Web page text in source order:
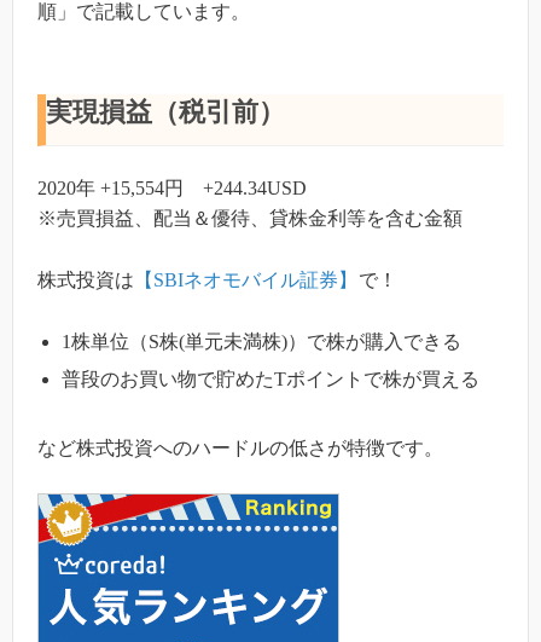
順」で記載しています。
実現損益（税引前）
2020年 +15,554円 +244.34USD
※売買損益、配当＆優待、貸株金利等を含む金額
株式投資は 【SBIネオモバイル証券】 で！
1株単位（S株(単元未満株)）で株が購入できる
普段のお買い物で貯めたTポイントで株が買える
など株式投資へのハードルの低さが特徴です。